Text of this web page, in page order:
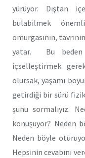
yürüyor. Dıştan
bulabilmek
omurgasının,
yatar. Bu beden
içselleştirmek
olursak, yaşamı
getirdiği bir sürü
şunu sormalıyız.
konuşuyor? Neden
Neden böyle
Hepsinin cevabını